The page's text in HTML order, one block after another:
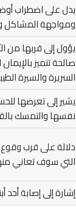
يدل على اضطراب
ومواجهة المشاكل
يؤول إلى قربها من
صالحة تتميز
السريرة والسيرة
يشير إلى تعرضها
نفسها والتمسك
دلالة على قرب وقوع
التي سوف تعاني
إشارة إلى إصابة أحد